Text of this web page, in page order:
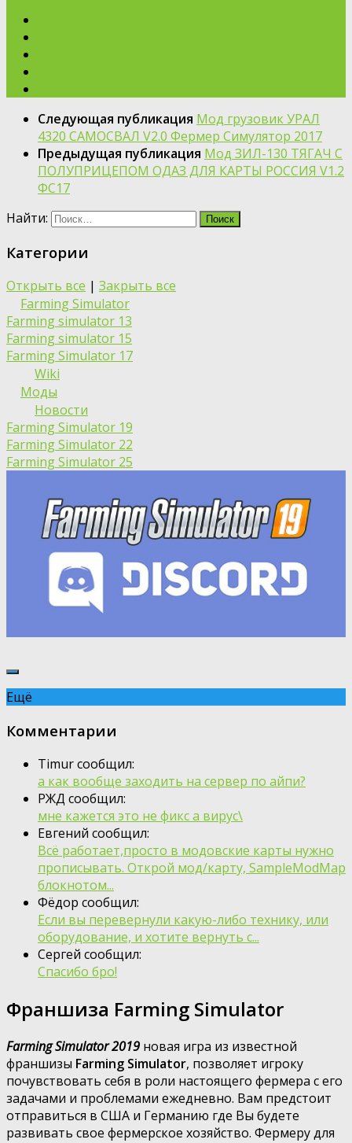
Следующая публикация Мод грузовик УРАЛ
4320 САМОСВАЛ V2.0 Фермер Симулятор 2017
Предыдущая публикация Мод ЗИЛ-130 ТЯГАЧ С
ПОЛУПРИЦЕПОМ ОДАЗ ДЛЯ КАРТЫ РОССИЯ V1.2
ФС17
Найти:
Категории
Открыть все | Закрыть все
Farming Simulator
Farming simulator 13
Farming simulator 15
Farming Simulator 17
Wiki
Моды
Новости
Farming Simulator 19
Farming Simulator 22
Farming Simulator 25
Ещё
Комментарии
Timur сообщил:
а как вообще заходить на сервер по айпи?
РЖД сообщил:
мне кажется это не фикс а вирус\
Евгений сообщил:
Всё работает,просто в модовские карты нужно
прописывать. Открой мод/карту, SampleModMap
блокнотом...
Фёдор сообщил:
Если вы перевернули какую-либо технику, или
оборудование, и хотите вернуть с...
Сергей сообщил:
Спасибо бро!
Франшиза Farming Simulator
Farming Simulator 2019 новая игра из известной
франшизы Farming Simulator, позволяет игроку
почувствовать себя в роли настоящего фермера с его
задачами и проблемами ежедневно. Вам предстоит
отправиться в США и Германию где Вы будете
развивать свое фермерское хозяйство. Фермеру для